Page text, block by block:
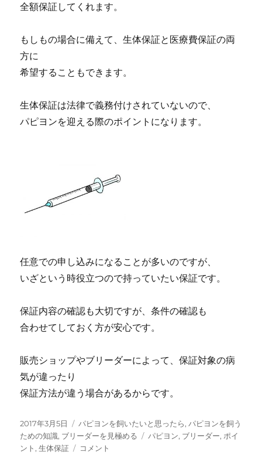
全額保証してくれます。
もしもの場合に備えて、生体保証と医療費保証の両
方に
希望することもできます。
生体保証は法律で義務付けされていないので、
パピヨンを迎える際のポイントになります。
任意での申し込みになることが多いのですが、
いざという時役立つので持っていたい保証です。
保証内容の確認も大切ですが、条件の確認も
合わせてしておく方が安心です。
販売ショップやブリーダーによって、保証対象の病
気が違ったり
保証方法が違う場合があるからです。
投
稿
日:
2017年3月5日
カ
テ
ゴ
パピヨンを飼いたいと思ったら,パピヨンを飼う
ための知識, ブリーダーを見極める
タ
パピヨン, ブリーダー,ポイ
ント,生体保証 生
コメント